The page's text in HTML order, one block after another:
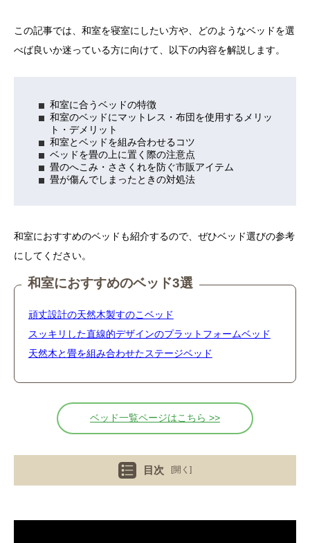
この記事では、和室を寝室にしたい方や、どのようなベッドを選
べば良いか迷っている方に向けて、以下の内容を解説します。
和室に合うベッドの特徴
和室のベッドにマットレス・布団を使用するメリッ
ト・デメリット
和室とベッドを組み合わせるコツ
ベッドを畳の上に置く際の注意点
畳のへこみ・ささくれを防ぐ市販アイテム
畳が傷んでしまったときの対処法
和室におすすめのベッドも紹介するので、ぜひベッド選びの参考
にしてください。
和室におすすめのベッド3選
頑丈設計の天然木製すのこベッド
スッキリした直線的デザインのプラットフォームベッド
天然木と畳を組み合わせたステージベッド
ベッド一覧ページはこちら >>
目次 [開く]